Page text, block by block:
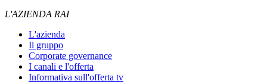
L'AZIENDA RAI
L'azienda
Il gruppo
Corporate governance
I canali e l'offerta
Informativa sull'offerta tv